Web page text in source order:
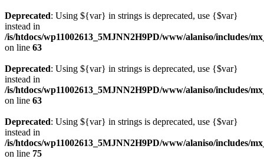
Deprecated: Using ${var} in strings is deprecated, use {$var}
instead in
/is/htdocs/wp11002613_5MJNN2H9PD/www/alaniso/includes/
on line 63
Deprecated: Using ${var} in strings is deprecated, use {$var}
instead in
/is/htdocs/wp11002613_5MJNN2H9PD/www/alaniso/includes/
on line 63
Deprecated: Using ${var} in strings is deprecated, use {$var}
instead in
/is/htdocs/wp11002613_5MJNN2H9PD/www/alaniso/includes/
on line 75